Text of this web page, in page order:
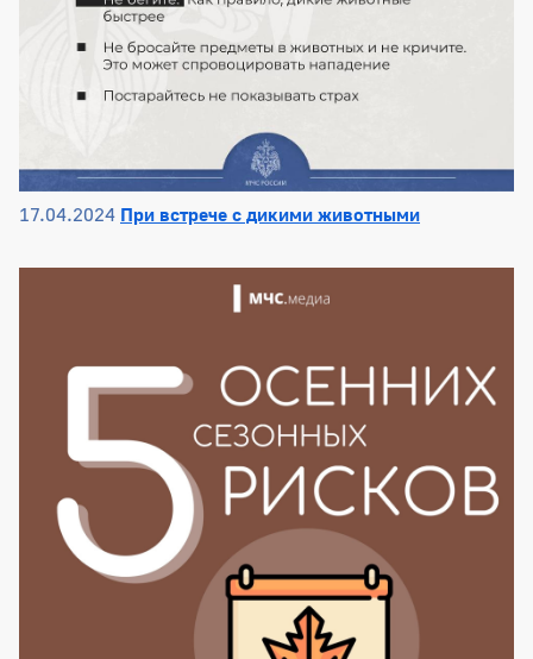
17.04.2024 При встрече с дикими животными